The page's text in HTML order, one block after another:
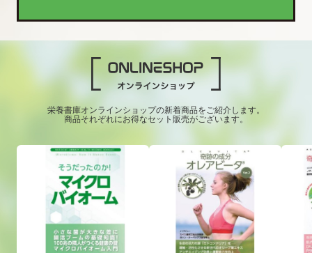
栄養書庫オンラインショップの新着商品をご紹介します。
商品それぞれにお得なセット販売がございます。